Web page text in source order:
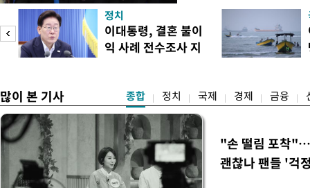
보가 8일 제주·인천 지역
다. 앞서 정청래 후보 우세
·울산·경남 경선에서 1승
제주·인천 경선에서 이기
정치
이대통령, 결혼 불이
익 사례 전수조사 지
많이 본 기사 종합 정치 국제 경제 금융
"손 떨림 포착
괜찮나 팬들 '걱